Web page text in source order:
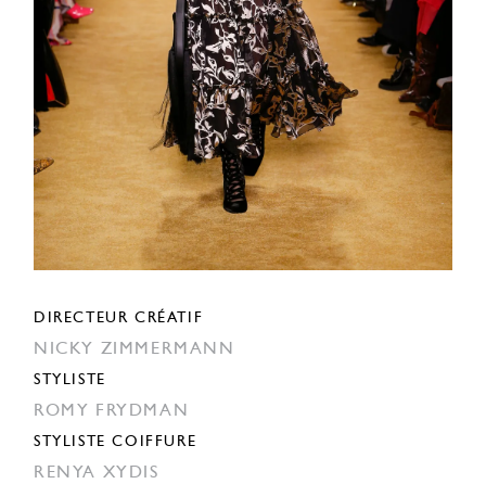
DIRECTEUR CRÉATIF
NICKY ZIMMERMANN
STYLISTE
ROMY FRYDMAN
STYLISTE COIFFURE
RENYA XYDIS